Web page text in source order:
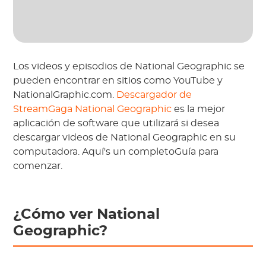
Los videos y episodios de National Geographic se
pueden encontrar en sitios como YouTube y
NationalGraphic.com. Descargador de
StreamGaga National Geographices la mejor
aplicación de software que utilizará si desea
descargar videos de National Geographic en su
computadora. Aquí's un completoGuía para
comenzar.
¿Cómo ver National
Geographic?